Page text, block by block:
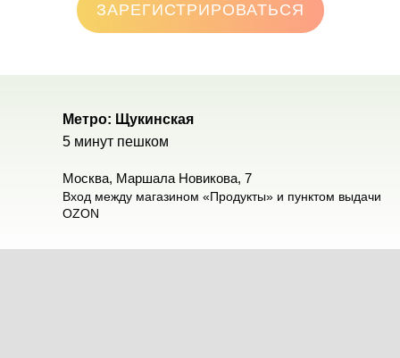
ЗАРЕГИСТРИРОВАТЬСЯ
Метро: Щукинская
5 минут пешком
Москва, Маршала Новикова, 7
Вход между магазином «Продукты» и пунктом выдачи
OZON